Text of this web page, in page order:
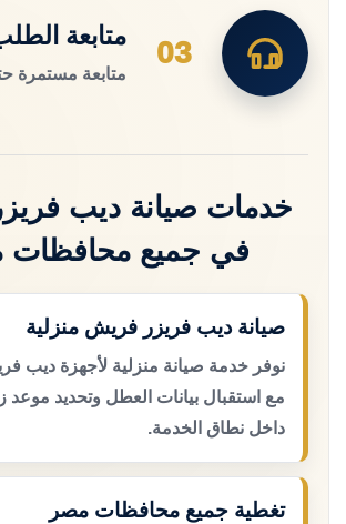
03
متابعة
متابعة مستمرة
خدمات صيانة ديب
في جميع محافظات
صيانة ديب فريزر فريش منزلية
نوفر خدمة صيانة منزلية لأجهزة ديب
مع استقبال بيانات العطل وتحديد موعد
داخل نطاق الخدمة.
تغطية جميع محافظات مصر